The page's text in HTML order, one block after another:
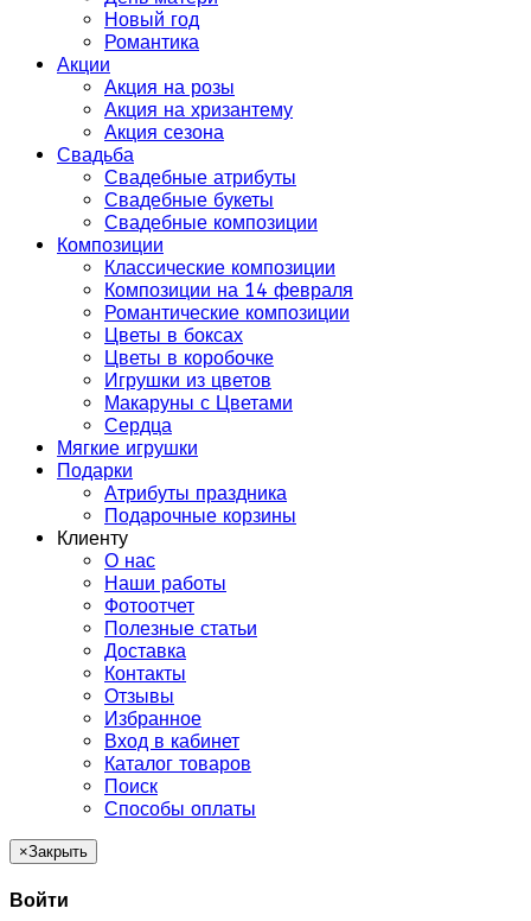
Новый год
Романтика
Акции
Акция на розы
Акция на хризантему
Акция сезона
Свадьба
Свадебные атрибуты
Свадебные букеты
Свадебные композиции
Композиции
Классические композиции
Композиции на 14 февраля
Романтические композиции
Цветы в боксах
Цветы в коробочке
Игрушки из цветов
Макаруны с Цветами
Сердца
Мягкие игрушки
Подарки
Атрибуты праздника
Подарочные корзины
Клиенту
О нас
Наши работы
Фотоотчет
Полезные статьи
Доставка
Контакты
Отзывы
Избранное
Вход в кабинет
Каталог товаров
Поиск
Способы оплаты
×Закрыть
Войти